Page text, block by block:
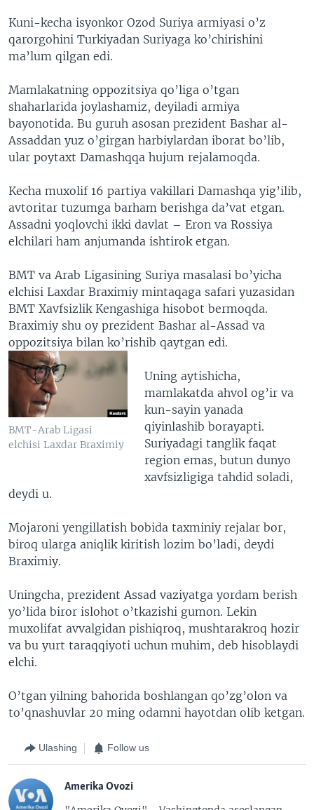
Kuni-kecha isyonkor Ozod Suriya armiyasi o’z
qarorgohini Turkiyadan Suriyaga ko’chirishini
ma’lum qilgan edi.
Mamlakatning oppozitsiya qo’liga o’tgan
shaharlarida joylashamiz, deyiladi armiya
bayonotida. Bu guruh asosan prezident Bashar al-
Assaddan yuz o’girgan harbiylardan iborat bo’lib,
ular poytaxt Damashqqa hujum rejalamoqda.
Kecha muxolif 16 partiya vakillari Damashqa yig’ilib,
avtoritar tuzumga barham berishga da’vat etgan.
Assadni yoqlovchi ikki davlat – Eron va Rossiya
elchilari ham anjumanda ishtirok etgan.
BMT va Arab Ligasining Suriya masalasi bo’yicha
elchisi Laxdar Braximiy mintaqaga safari yuzasidan
BMT Xavfsizlik Kengashiga hisobot bermoqda.
Braximiy shu oy prezident Bashar al-Assad va
oppozitsiya bilan ko’rishib qaytgan edi.
BMT-Arab Ligasi
elchisi Laxdar Braximiy
Uning aytishicha,
mamlakatda ahvol og’ir va
kun-sayin yanada
qiyinlashib borayapti.
Suriyadagi tanglik faqat
region emas, butun dunyo
xavfsizligiga tahdid soladi,
deydi u.
Mojaroni yengillatish bobida taxminiy rejalar bor,
biroq ularga aniqlik kiritish lozim bo’ladi, deydi
Braximiy.
Uningcha, prezident Assad vaziyatga yordam berish
yo’lida biror islohot o’tkazishi gumon. Lekin
muxolifat avvalgidan pishiqroq, mushtarakroq hozir
va bu yurt taraqqiyoti uchun muhim, deb hisoblaydi
elchi.
O’tgan yilning bahorida boshlangan qo’zg’olon va
to’qnashuvlar 20 ming odamni hayotdan olib ketgan.
Ulashing Follow us
Amerika Ovozi